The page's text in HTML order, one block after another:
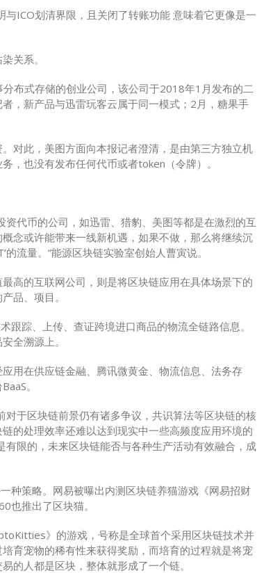
ICO划清界限，且关闭了转账功能 意味着它更像是一
关系。
布式存储的创业公司，该公司于2018年1月发布的二
，新产品与迅雷玩客云属于同一模式；2月，糖果手
对此，美图方面向本报记者澄清，是由第三方独立机
，也没有发布任何代币或者token（令牌）。
代币的公司，如迅雷、猎豹、美图等都是在激烈的互
念或许能带来一线新机遇，如果不做，那么将继续沉
流量。”能源区块链实验室创始人曹寅说。
高的互联网公司，则是将区块链应用在具体场景下的
品、项目。
踪、上传、查证跨境进口商品的物流全链路信息。
全溯源上。
用在供应链金融、腾讯微黄金、物流信息、法务存
。
于区块链前景仍有诸多争议，共识算法等区块链的核
的处理效率还难以达到现实中一些高频度应用环境的
限的，未来区块链能否与各种生产活动有效融合，成
种策略。网易被曝出内测区块链养猫游戏《网易招财
也推出了区块猫。
》的游戏，号称是全球首个采用区块链技术并
育宠物的稀有性来获得奖励，而培育的过程就是将宠
的人都是区块，整体就形成了一个链。